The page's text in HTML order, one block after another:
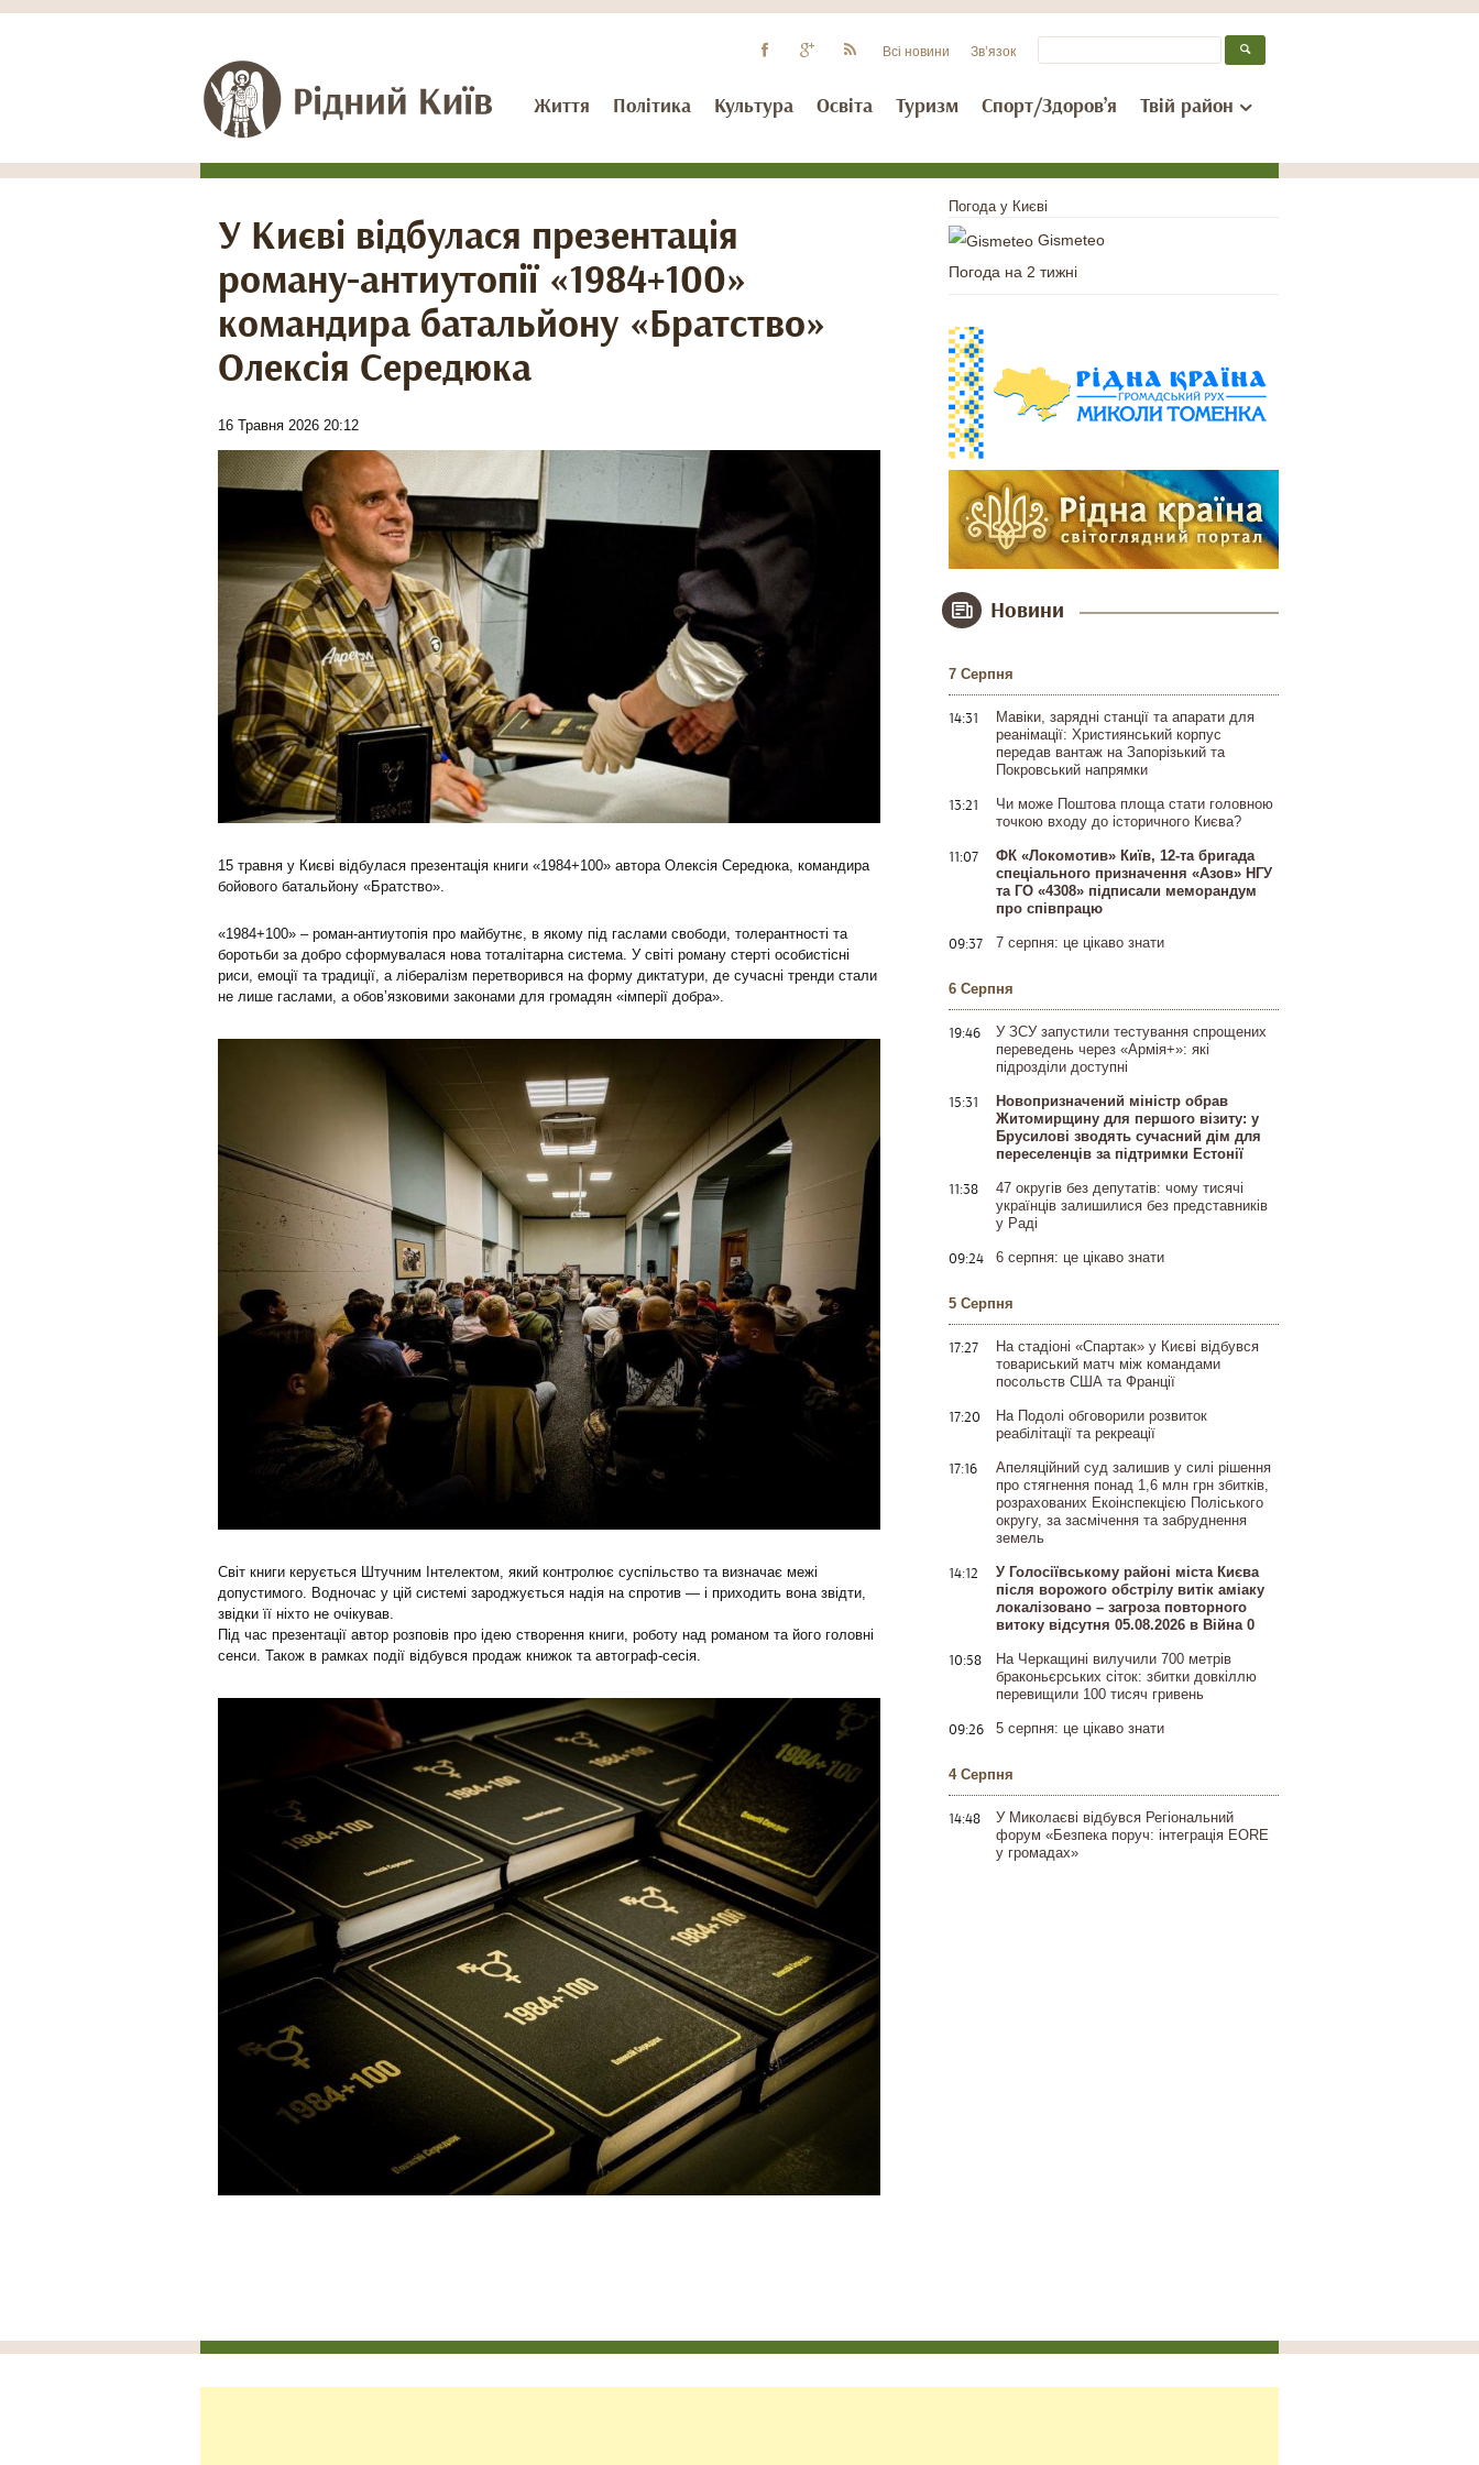
Життя Політика Культура Освіта Туризм Спорт/Здоров’я Твій район
Всі новини Зв’язок
У Києві відбулася презентація
роману-антиутопії «1984+100»
командира батальйону «Братство»
Олексія Середюка
16 Травня 2026 20:12
15 травня у Києві відбулася презентація книги «1984+100» автора Олексія Середюка, командира
бойового батальйону «Братство».
«1984+100» – роман-антиутопія про майбутнє, в якому під гаслами свободи, толерантності та
боротьби за добро сформувалася нова тоталітарна система. У світі роману стерті особистісні
риси, емоції та традиції, а лібералізм перетворився на форму диктатури, де сучасні тренди стали
не лише гаслами, а обов’язковими законами для громадян «імперії добра».
Світ книги керується Штучним Інтелектом, який контролює суспільство та визначає межі
допустимого. Водночас у цій системі зароджується надія на спротив — і приходить вона звідти,
звідки її ніхто не очікував.
Під час презентації автор розповів про ідею створення книги, роботу над романом та його головні
сенси. Також в рамках події відбувся продаж книжок та автограф-сесія.
Погода у Києві
Gismeteo
Погода на 2 тижні
Новини
7 Серпня
14:31
Мавіки, зарядні станції та апарати для
реанімації: Християнський корпус
передав вантаж на Запорізький та
Покровський напрямки
13:21
Чи може Поштова площа стати головною
точкою входу до історичного Києва?
11:07
ФК «Локомотив» Київ, 12-та бригада
спеціального призначення «Азов» НГУ
та ГО «4308» підписали меморандум
про співпрацю
09:37 7 серпня: це цікаво знати
6 Серпня
19:46
У ЗСУ запустили тестування спрощених
переведень через «Армія+»: які
підрозділи доступні
15:31
Новопризначений міністр обрав
Житомирщину для першого візиту: у
Брусилові зводять сучасний дім для
переселенців за підтримки Естонії
11:38
47 округів без депутатів: чому тисячі
українців залишилися без представників
у Раді
09:24 6 серпня: це цікаво знати
5 Серпня
17:27
На стадіоні «Спартак» у Києві відбувся
товариський матч між командами
посольств США та Франції
17:20
На Подолі обговорили розвиток
реабілітації та рекреації
17:16
Апеляційний суд залишив у силі рішення
про стягнення понад 1,6 млн грн збитків,
розрахованих Екоінспекцією Поліського
округу, за засмічення та забруднення
земель
14:12
У Голосіївському районі міста Києва
після ворожого обстрілу витік аміаку
локалізовано – загроза повторного
витоку відсутня 05.08.2026 в Війна 0
10:58
На Черкащині вилучили 700 метрів
браконьєрських сіток: збитки довкіллю
перевищили 100 тисяч гривень
09:26 5 серпня: це цікаво знати
4 Серпня
14:48
У Миколаєві відбувся Регіональний
форум «Безпека поруч: інтеграція EORE
у громадах»